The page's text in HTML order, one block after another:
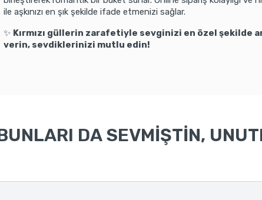
ile aşkınızı en şık şekilde ifade etmenizi sağlar.
✨ Kırmızı güllerin zarafetiyle sevginizi en özel şekilde
verin, sevdiklerinizi mutlu edin!
DA SEVMİŞTİN,